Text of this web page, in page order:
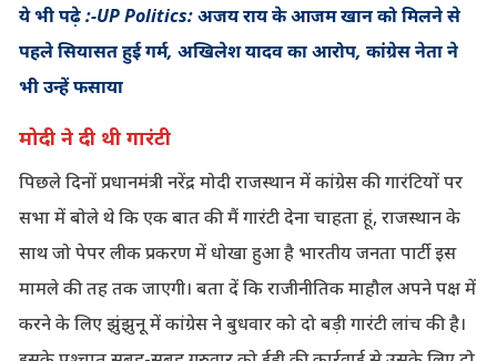
ये भी पढ़े :-UP Politics: अजय राय के आजम खान को मिलने से
पहले सियासत हुई गर्म, अखिलेश यादव का आरोप, कांग्रेस नेता ने
भी उन्हें फसाया
मोदी ने दी थी गारंटी
पिछले दिनों प्रधानमंत्री नरेंद्र मोदी राजस्थान में कांग्रेस की गारंटियों पर
सभा में बोले थे कि एक बात की मैं गारंटी देना चाहता हूं, राजस्थान के
साथ जो पेपर लीक प्रकरण में धोखा हुआ है भारतीय जनता पार्टी इस
मामले की तह तक जाएगी। बता दें कि राजीनीतिक माहौल अपने पक्ष में
करने के लिए झुंझुनू में कांग्रेस ने बुधवार को दो बड़ी गारंटी लांच की है।